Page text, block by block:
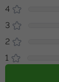
4
3
2
1